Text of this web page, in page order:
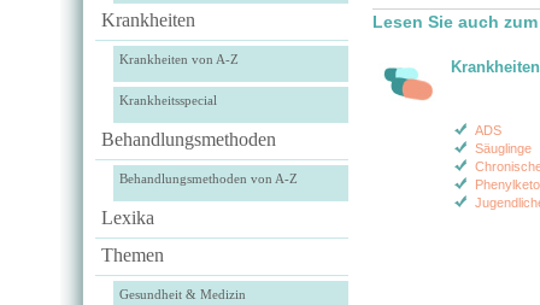
Krankheiten
Krankheiten von A-Z
Krankheitsspecial
Behandlungsmethoden
Behandlungsmethoden von A-Z
Lexika
Themen
Gesundheit & Medizin
Lesen Sie auch
Krankheiten
ADS
Säuglinge